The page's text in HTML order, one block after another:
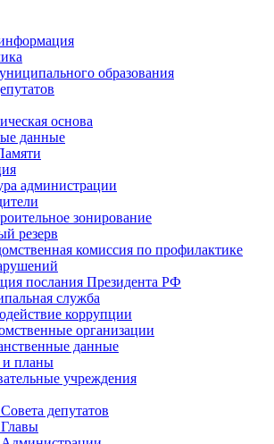
образования
основа
данные
администрации
зонирование
резерв
комиссия по профилактике
послания Президента РФ
служба
коррупции
организации
данные
планы
учреждения
депутатов